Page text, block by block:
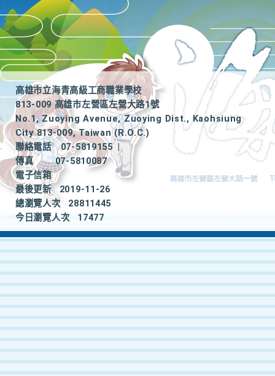
高雄市立海青高級工商職業學校
813-009 高雄市左營區左營大路1號
No.1, Zuoying Avenue, Zuoying Dist., Kaohsiung
City 813-009, Taiwan (R.O.C.)
聯絡電話
07-5819155
|
傳真
07-5810087
電子信箱
最後更新
2019-11-26
總瀏覽人次
28811445
今日瀏覽人次
17477